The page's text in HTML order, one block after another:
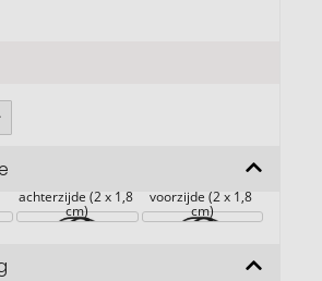
achterzijde (2 x 1,8
cm)
voorzijde (2 x 1,8
cm)